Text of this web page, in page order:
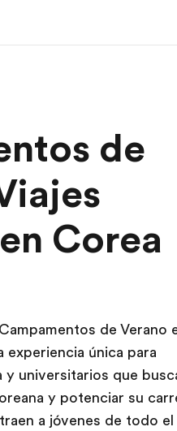
Ver todo lo que
de
Corea
de Verano
experiencia única para
y universitarios que
y potenciar su
a jóvenes de todo el